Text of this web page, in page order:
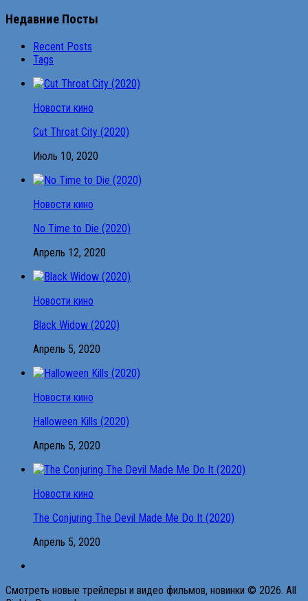
Недавние Посты
Recent Posts
Tags
Новости кино
Cut Throat City (2020)
Июль 10, 2020
Новости кино
No Time to Die (2020)
Апрель 12, 2020
Новости кино
Black Widow (2020)
Апрель 5, 2020
Новости кино
Halloween Kills (2020)
Апрель 5, 2020
Новости кино
The Conjuring The Devil Made Me Do It (2020)
Апрель 5, 2020
Смотреть новые трейлеры и видео фильмов, новинки © 2026. All